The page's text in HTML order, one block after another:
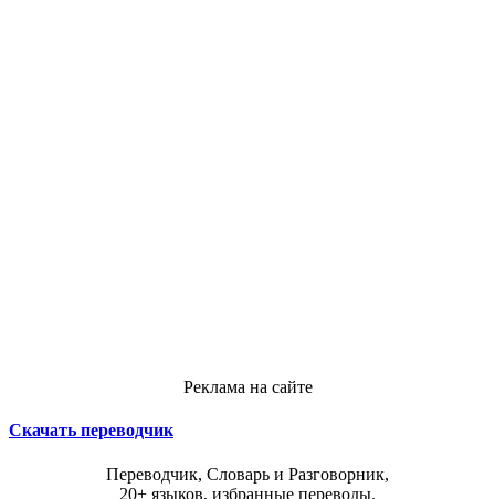
Реклама на сайте
Скачать переводчик
Переводчик, Словарь и Разговорник,
20+ языков, избранные переводы.